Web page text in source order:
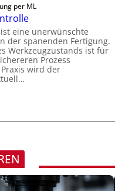
per ML
eine unerwünschte
der spanenden Fertigung.
Werkzeugzustands ist für
Prozess
wird der